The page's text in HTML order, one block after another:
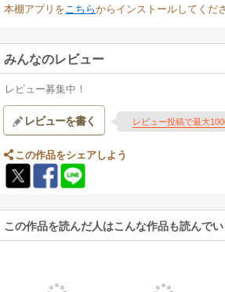
本棚アプリを こちらからインストールしてくだ
みんなのレビュー
レビュー募集中！
レビューを書く レビュー投稿で最大
この作品をシェアしよう
この作品を読んだ人はこんな作品も読んで